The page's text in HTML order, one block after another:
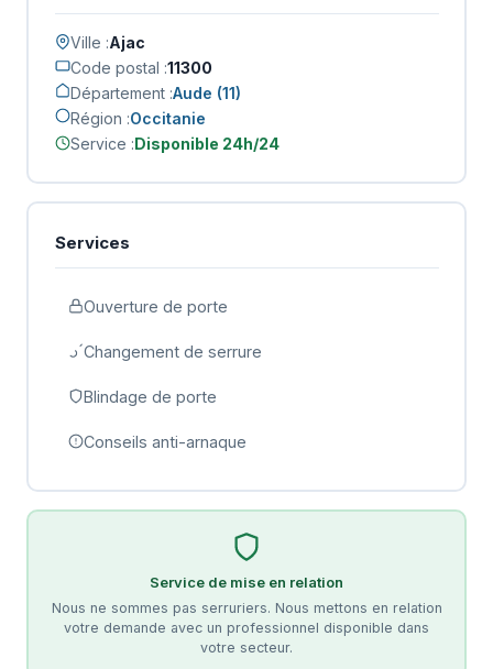
Ville :Ajac
Code postal :11300
Département :Aude (11)
Région :Occitanie
Service :Disponible 24h/24
Services
Ouverture de porte
Changement de serrure
Blindage de porte
Conseils anti-arnaque
Service de mise en relation
Nous ne sommes pas serruriers. Nous mettons en relation
votre demande avec un professionnel disponible dans
votre secteur.